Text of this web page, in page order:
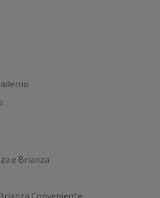
e Brianza